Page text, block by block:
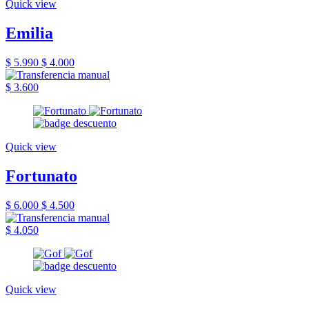
Quick view
Emilia
$ 5.990 $ 4.000
$ 3.600
Quick view
Fortunato
$ 6.000 $ 4.500
$ 4.050
Quick view